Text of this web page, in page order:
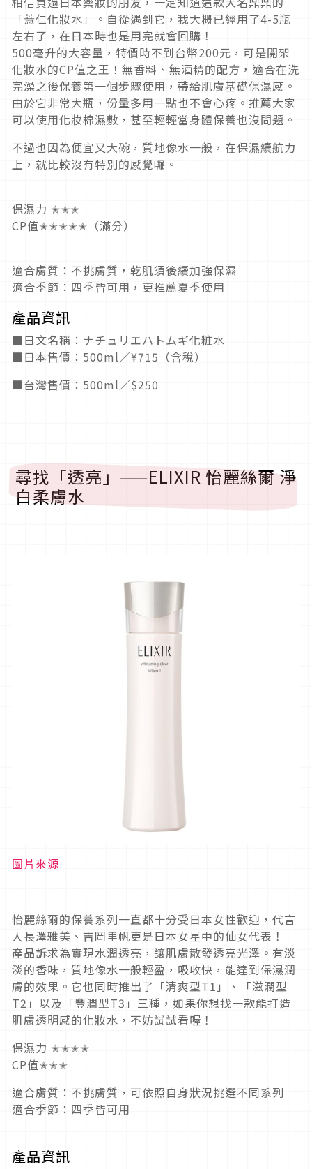
「薏仁化妝水」。自從遇到它，我大概已經用了4-5瓶
左右了，在日本時也是用完就會回購！
500毫升的大容量，特價時不到台幣200元，可是開架
化妝水的CP值之王！無香料、無酒精的配方，適合在洗
完澡之後保養第一個步驟使用，帶給肌膚基礎保濕感。
由於它非常大瓶，份量多用一點也不會心疼。推薦大家
可以使用化妝棉濕敷，甚至輕輕當身體保養也沒問題。
不過也因為便宜又大碗，質地像水一般，在保濕續航力
上，就比較沒有特別的感覺囉。
保濕力 ✭✭✭
CP值✭✭✭✭✭（滿分）
適合膚質：不挑膚質，乾肌須後續加強保濕
適合季節：四季皆可用，更推薦夏季使用
產品資訊
■日文名稱：ナチュリエハトムギ化粧水
■日本售價：500ml／¥715（含稅）
■台灣售價：500ml／$250
尋找「透亮」——ELIXIR 怡麗絲爾 淨
白柔膚水
圖片來源
怡麗絲爾的保養系列一直都十分受日本女性歡迎，代言
人長澤雅美、吉岡里帆更是日本女星中的仙女代表！
產品訴求為實現水潤透亮，讓肌膚散發透亮光澤。有淡
淡的香味，質地像水一般輕盈，吸收快，能達到保濕潤
膚的效果。它也同時推出了「清爽型T1」、「滋潤型
T2」以及「豐潤型T3」三種，如果你想找一款能打造
肌膚透明感的化妝水，不妨試試看喔！
保濕力 ✭✭✭✭
CP值✭✭✭
適合膚質：不挑膚質，可依照自身狀況挑選不同系列
適合季節：四季皆可用
產品資訊